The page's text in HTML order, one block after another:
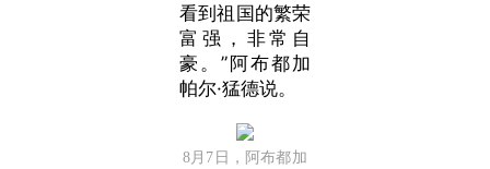
看到祖国的繁荣
富强，非常自
豪。”阿布都加
帕尔·猛德说。
8月7日，阿布都加